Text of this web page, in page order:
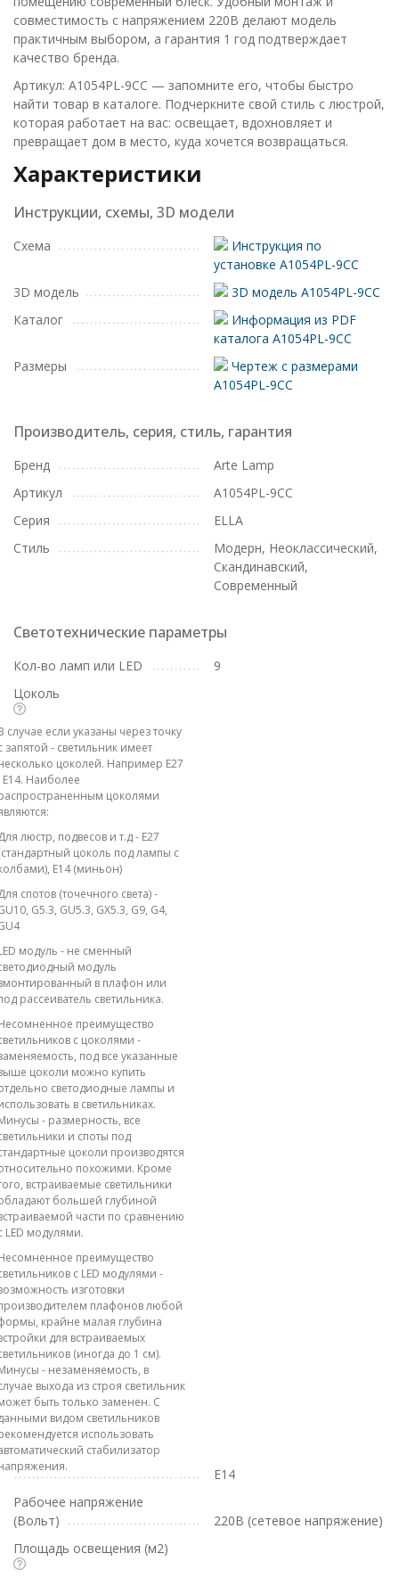
совместимость с напряжением 220В делают модель
практичным выбором, а гарантия 1 год подтверждает
качество бренда.
Артикул: A1054PL-9CC — запомните его, чтобы быстро
найти товар в каталоге. Подчеркните свой стиль с люстрой,
которая работает на вас: освещает, вдохновляет и
превращает дом в место, куда хочется возвращаться.
Характеристики
Инструкции, схемы, 3D модели
Схема
Инструкция по
установке A1054PL-9CC
3D модель
3D модель A1054PL-9CC
Каталог
Информация из PDF
каталога A1054PL-9CC
Размеры
Чертеж с размерами
A1054PL-9CC
Производитель, серия, стиль, гарантия
Бренд
Arte Lamp
Артикул
A1054PL-9CC
Серия
ELLA
Стиль
Модерн, Неоклассический,
Скандинавский,
Современный
Светотехнические параметры
Кол-во ламп или LED
9
Цоколь
случае если указаны через точку
запятой - светильник имеет
цоколей. Например E27
E14. Наиболее
цоколями
люстр, подвесов и т.д - E27
цоколь под лампы с
E14 (миньон)
спотов (точечного света) -
G5.3, GU5.3, GX5.3, G9, G4,
модуль - не сменный
модуль
в плафон или
рассеиватель светильника.
преимущество
с цоколями -
под все указанные
цоколи можно купить
светодиодные лампы и
в светильниках.
- размерность, все
и споты под
цоколи производятся
похожими. Кроме
встраиваемые светильники
большей глубиной
части по сравнению
LED модулями.
преимущество
с LED модулями -
изготовки
плафонов любой
крайне малая глубина
для встраиваемых
(иногда до 1 см).
- незаменяемость, в
выхода из строя светильник
быть только заменен. С
видом светильников
использовать
стабилизатор
E14
Рабочее напряжение
(Вольт)
220В (сетевое напряжение)
Площадь освещения (м2)